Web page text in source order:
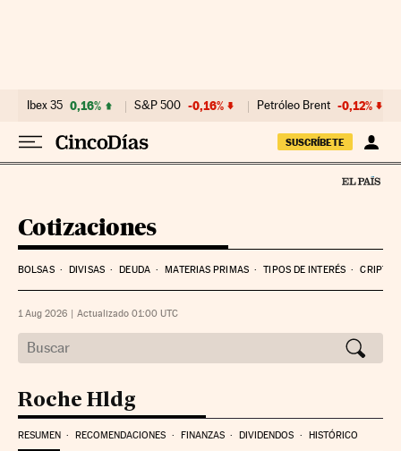
Ibex 35 0,16% S&P 500 -0,16% Petróleo Brent -0,12%
SUSCRÍBETE
Cotizaciones
BOLSAS DIVISAS DEUDA MATERIAS PRIMAS TIPOS DE INTERÉS
1 Aug 2026 | Actualizado 01:00 UTC
Roche Hldg
RESUMEN RECOMENDACIONES FINANZAS DIVIDENDOS HISTÓRICO